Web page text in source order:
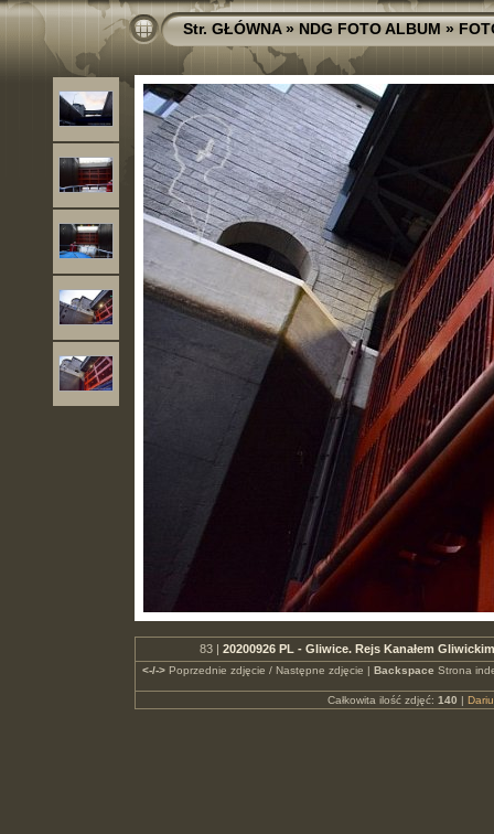
Str. GŁÓWNA»NDG FOTO ALBUM»
83 | 20200926 PL - Gliwice. Rejs Kanałem
<-/->Poprzednie zdjęcie / Następne zdjęcie | Backspace Strona
Całkowita ilość zdjęć: 140 |